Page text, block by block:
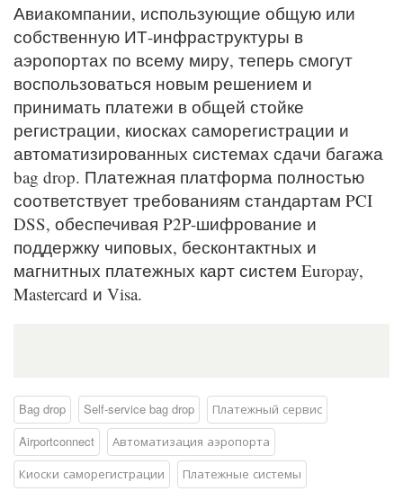
Авиакомпании, использующие общую или
собственную ИТ-инфраструктуры в
аэропортах по всему миру, теперь смогут
воспользоваться новым решением и
принимать платежи в общей стойке
регистрации, киосках саморегистрации и
автоматизированных системах сдачи багажа
bag drop. Платежная платформа полностью
соответствует требованиям стандартам PCI
DSS, обеспечивая P2P-шифрование и
поддержку чиповых, бесконтактных и
магнитных платежных карт систем Europay,
Mastercard и Visa.
Bag drop Self-service bag drop
Платежный сервис
Airportconnect
Автоматизация аэропорта
Киоски саморегистрации
Платежные системы